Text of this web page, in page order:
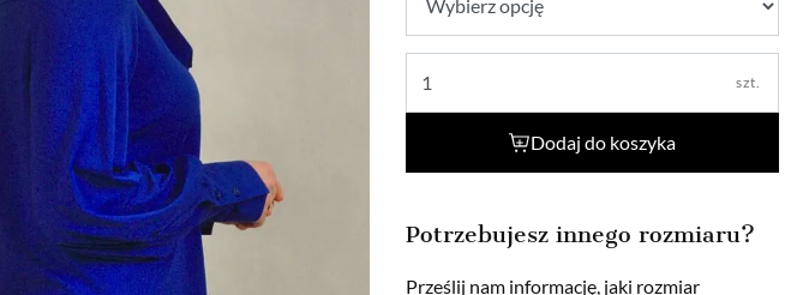
szt.
Dodaj do koszyka
Potrzebujesz innego rozmiaru?
Prześlij nam informację, jaki rozmiar